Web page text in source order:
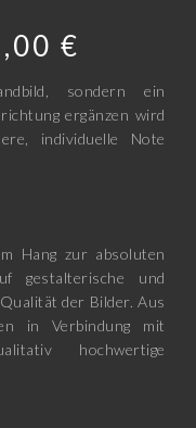
€
sondern ein
ergänzen wird
individuelle Note
Hang zur absoluten
gestalterische und
der Bilder. Aus
in Verbindung mit
hochwertige